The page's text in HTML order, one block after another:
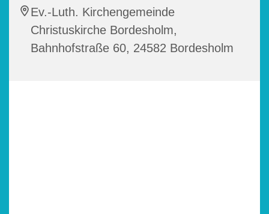
Ev.-Luth. Kirchengemeinde
Christuskirche Bordesholm,
Bahnhofstraße 60, 24582 Bordesholm